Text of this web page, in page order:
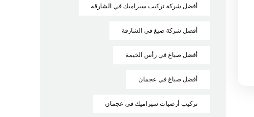
أفضل شركة تركيب سيراميك في الشارقة
أفضل شركة صبغ في الشارقة
أفضل صباغ في رأس الخيمة
أفضل صباغ في عجمان
تركيب أرضيات سيراميك في عجمان